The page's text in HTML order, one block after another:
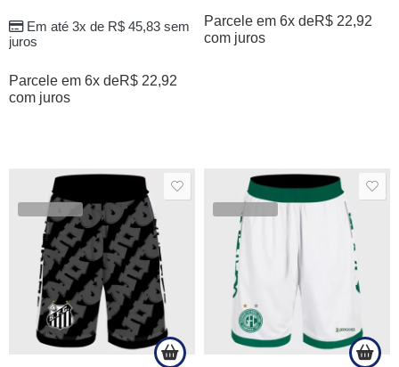
Em até 3x de R$45,83sem
juros
Parcele em 6x deR$ 22,92
com juros
Parcele em 6x deR$ 22,92
com juros